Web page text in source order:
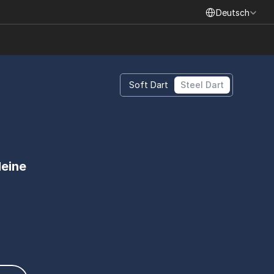
Deutsch
Soft Dart Steel Dart